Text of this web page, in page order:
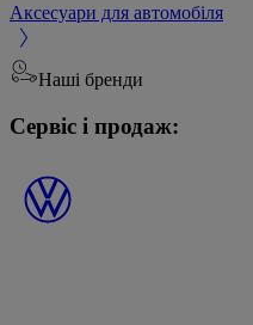
Аксесуари для автомобіля
Наші бренди
Сервіс і продаж: